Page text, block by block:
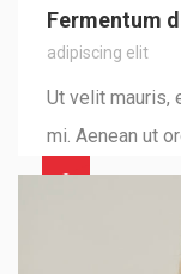
Fermentum
adipiscing elit
Ut velit mauris,
mi. Aenean ut